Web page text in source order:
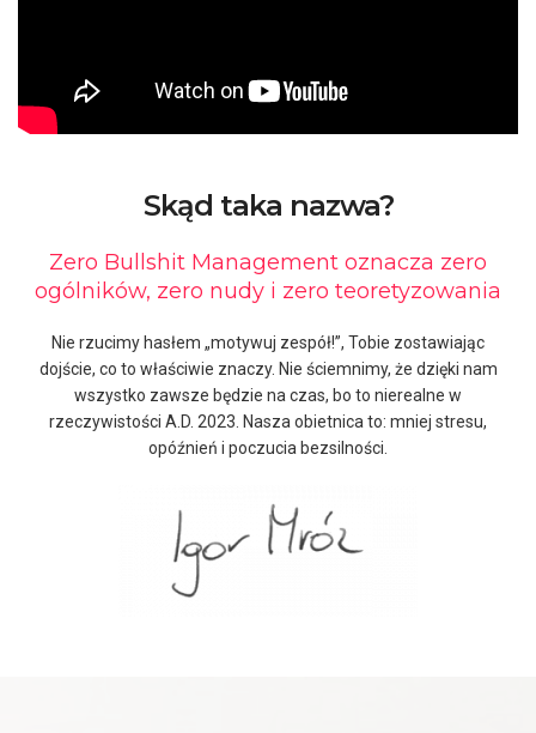
Skąd taka nazwa?
Zero Bullshit Management oznacza zero
ogólników, zero nudy i zero teoretyzowania
Nie rzucimy hasłem „motywuj zespół!”, Tobie zostawiając
dojście, co to właściwie znaczy. Nie ściemnimy, że dzięki nam
wszystko zawsze będzie na czas, bo to nierealne w
rzeczywistości A.D. 2023. Nasza obietnica to: mniej stresu,
opóźnień i poczucia bezsilności.